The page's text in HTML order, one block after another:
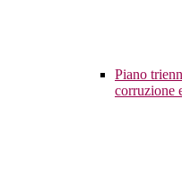
Piano
corruzione